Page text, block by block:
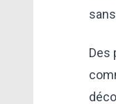
Des